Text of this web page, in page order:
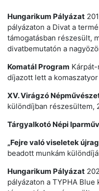
Hungarikum Pályázat
pályázaton a Divat a
támogatásban részesült,
divatbemutatón a
Komatál Program
díjazott lett a
XV. Virágzó
különdíjban részesültem,
Tárgyalkotó Népi
„Fejre való viseletek
beadott munkám
Hungarikum Pályázat
pályázaton a TYPHA